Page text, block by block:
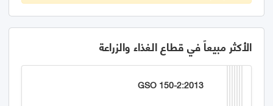
الأكثر مبيعاً في قطاع الغذاء والزراعة
GSO 150-2:2013